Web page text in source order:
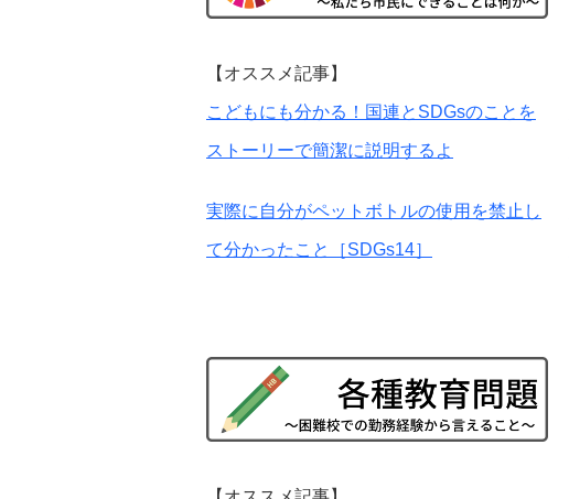
【オススメ記事】
こどもにも分かる！国連とSDGsのことを
ストーリーで簡潔に説明するよ
実際に自分がペットボトルの使用を禁止し
て分かったこと［SDGs14］